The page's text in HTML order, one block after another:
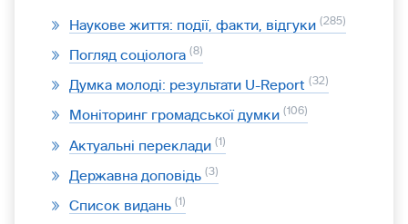
Наукове життя: події, факти, відгуки 285
Погляд соціолога 8
Думка молоді: результати U-Report 32
Моніторинг громадської думки 106
Актуальні переклади 1
Державна доповідь 3
Список видань 1